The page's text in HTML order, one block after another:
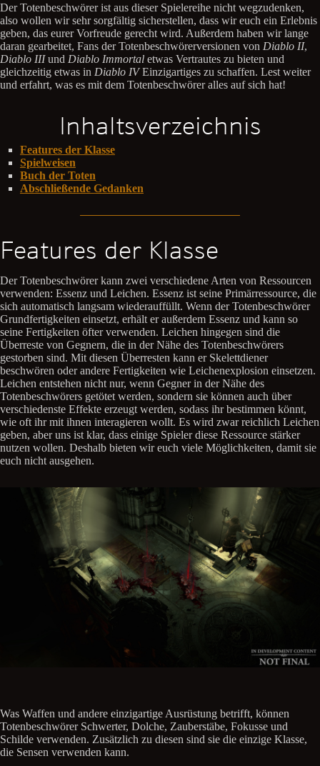
Der Totenbeschwörer ist aus dieser Spielereihe nicht wegzudenken,
also wollen wir sehr sorgfältig sicherstellen, dass wir euch ein Erlebnis
geben, das eurer Vorfreude gerecht wird. Außerdem haben wir lange
daran gearbeitet, Fans der Totenbeschwörerversionen von Diablo II,
Diablo IIIund Diablo Immortal etwas Vertrautes zu bieten und
gleichzeitig etwas in Diablo IVEinzigartiges zu schaffen. Lest weiter
und erfahrt, was es mit dem Totenbeschwörer alles auf sich hat!
Inhaltsverzeichnis
Features der Klasse
Spielweisen
Buch der Toten
Abschließende Gedanken
Features der Klasse
Der Totenbeschwörer kann zwei verschiedene Arten von Ressourcen
verwenden: Essenz und Leichen. Essenz ist seine Primärressource, die
sich automatisch langsam wiederauffüllt. Wenn der Totenbeschwörer
Grundfertigkeiten einsetzt, erhält er außerdem Essenz und kann so
seine Fertigkeiten öfter verwenden. Leichen hingegen sind die
Überreste von Gegnern, die in der Nähe des Totenbeschwörers
gestorben sind. Mit diesen Überresten kann er Skelettdiener
beschwören oder andere Fertigkeiten wie Leichenexplosion einsetzen.
Leichen entstehen nicht nur, wenn Gegner in der Nähe des
Totenbeschwörers getötet werden, sondern sie können auch über
verschiedenste Effekte erzeugt werden, sodass ihr bestimmen könnt,
wie oft ihr mit ihnen interagieren wollt. Es wird zwar reichlich Leichen
geben, aber uns ist klar, dass einige Spieler diese Ressource stärker
nutzen wollen. Deshalb bieten wir euch viele Möglichkeiten, damit sie
euch nicht ausgehen.
Was Waffen und andere einzigartige Ausrüstung betrifft, können
Totenbeschwörer Schwerter, Dolche, Zauberstäbe, Fokusse und
Schilde verwenden. Zusätzlich zu diesen sind sie die einzige Klasse,
die Sensen verwenden kann.